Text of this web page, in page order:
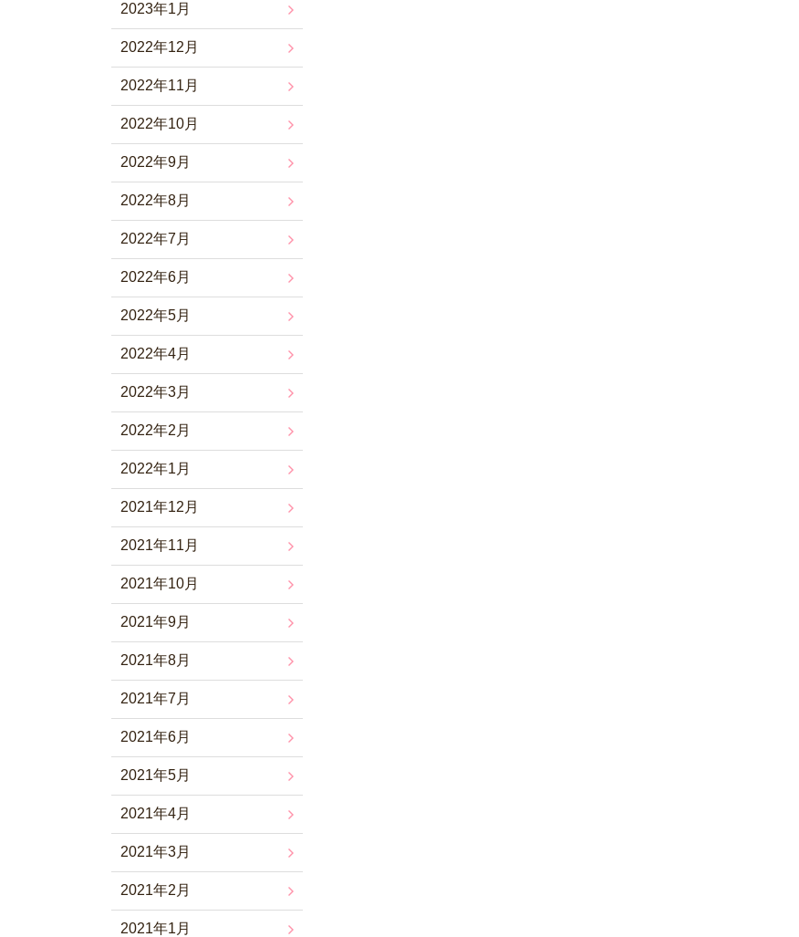
2023年1月
2022年12月
2022年11月
2022年10月
2022年9月
2022年8月
2022年7月
2022年6月
2022年5月
2022年4月
2022年3月
2022年2月
2022年1月
2021年12月
2021年11月
2021年10月
2021年9月
2021年8月
2021年7月
2021年6月
2021年5月
2021年4月
2021年3月
2021年2月
2021年1月